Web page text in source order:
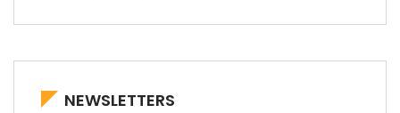
NEWSLETTERS